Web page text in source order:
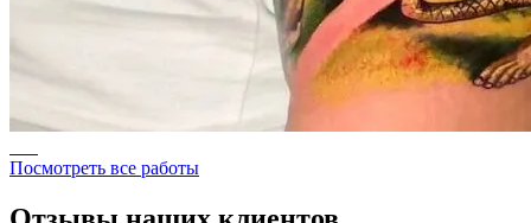
Посмотреть все работы